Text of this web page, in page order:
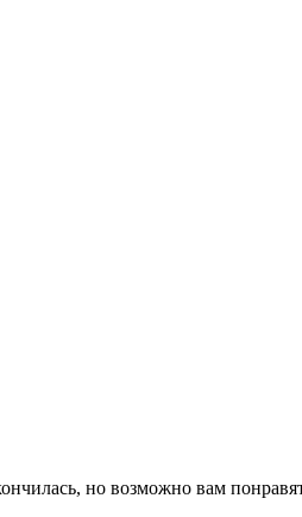
но возможно вам